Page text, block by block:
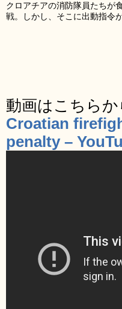
クロアチアの消防隊員たちが
戦。しかし、そこに出動指令
動画はこちらか
Croatian
penalty –